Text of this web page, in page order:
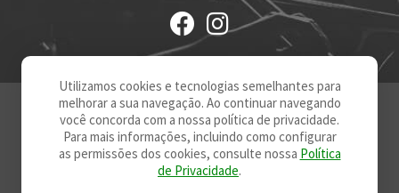
Associação Pró-Cultura e Arte Ivoti 2023. Todos direitos reservado
Termos e condições -Política de Privacidade
Desenvolvido por:
Utilizamos cookies e tecnologias semelhantes para
melhorar a sua navegação. Ao continuar navegando
você concorda com a nossa política de privacidade.
Para mais informações, incluindo como configurar
as permissões dos cookies, consulte nossa Política
de Privacidade.